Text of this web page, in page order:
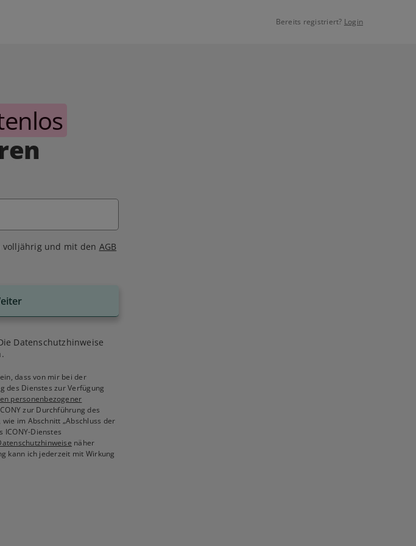
Bereits registriert? Login
volljährig und mit den AGB
Datenschutzhinweise
dass von mir bei der
des Dienstes zur Verfügung
personenbezogener
zur Durchführung des
im Abschnitt „Abschluss der
ICONY-Dienstes
näher
kann ich jederzeit mit Wirkung